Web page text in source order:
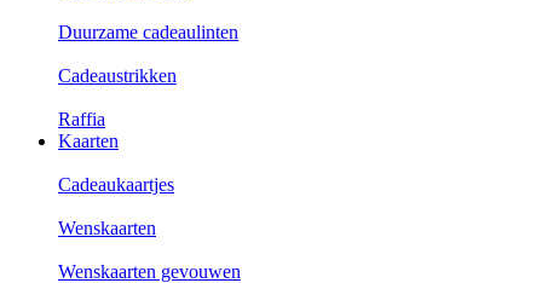
Duurzame cadeaulinten
Cadeaustrikken
Raffia
Kaarten
Cadeaukaartjes
Wenskaarten
Wenskaarten gevouwen